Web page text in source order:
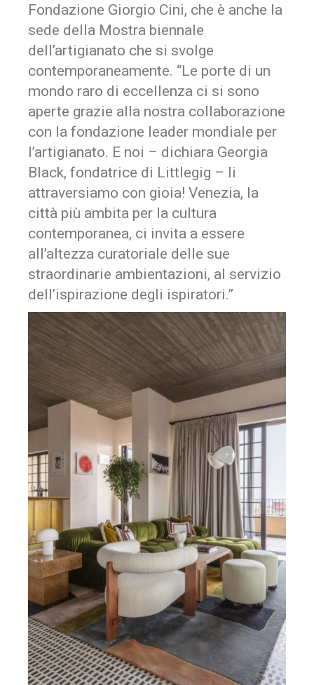
Fondazione Giorgio Cini, che è anche la
sede della Mostra biennale
dell’artigianato che si svolge
contemporaneamente. “Le porte di un
mondo raro di eccellenza ci si sono
aperte grazie alla nostra collaborazione
con la fondazione leader mondiale per
l’artigianato. E noi – dichiara Georgia
Black, fondatrice di Littlegig – li
attraversiamo con gioia! Venezia, la
città più ambita per la cultura
contemporanea, ci invita a essere
all’altezza curatoriale delle sue
straordinarie ambientazioni, al servizio
dell’ispirazione degli ispiratori.”